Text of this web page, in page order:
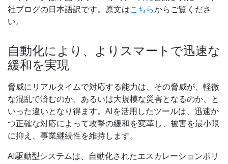
社ブログの日本語訳です。原文はこちらからご覧くださ
い。
自動化により、よりスマートで迅速な
緩和を実現
脅威にリアルタイムで対応する能力は、その脅威が、軽微
な混乱で済むのか、あるいは大規模な災害となるのか、と
いった違いとなり得ます。AIを活用したツールは、迅速か
つ正確な対応によって攻撃の緩和を変革し、被害を最小限
に抑え、事業継続性を維持します。
AI駆動型システムは、自動化されたエスカレーションポリ